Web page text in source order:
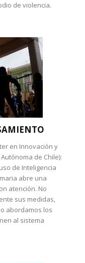
de violencia.
en Innovación y
de Chile):
de Inteligencia
abre una
atención. No
sus medidas,
abordamos los
al sistema